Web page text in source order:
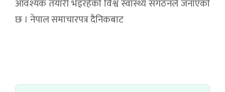
आवश्यक तयारी भइरहेको विश्व स्वास्थ्य संगठनले जनाएको
छ । नेपाल समाचारपत्र दैनिकबाट